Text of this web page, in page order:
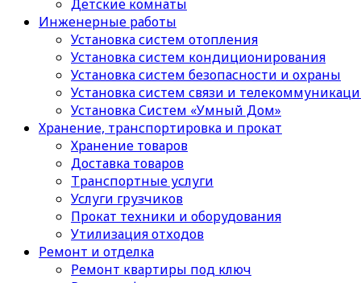
Детские комнаты
Инженерные работы
Установка систем отопления
Установка систем кондиционирования
Установка систем безопасности и охраны
Установка систем связи и
Установка Систем «Умный Дом»
Хранение, транспортировка и прокат
Хранение товаров
Доставка товаров
Транспортные услуги
Услуги грузчиков
Прокат техники и оборудования
Утилизация отходов
Ремонт и отделка
Ремонт квартиры под ключ